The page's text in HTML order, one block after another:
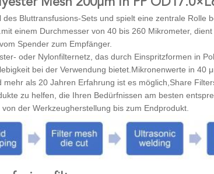
Bluttransfusions-Sets und spielt eine zentrale Rolle
einem Durchmesser von 40 bis 260 Mikrometer,
Spender zum Empfänger.
oder Nylonfilternetz, das durch Einspritzformen in
bei der Verwendung bietet. Mikronenwerte in 40
mehr als 20 Jahren Erfahrung ist es möglich,Share
zu helfen, die Ihren Bedürfnissen am besten
der Werkzeugherstellung bis zum Endprodukt.